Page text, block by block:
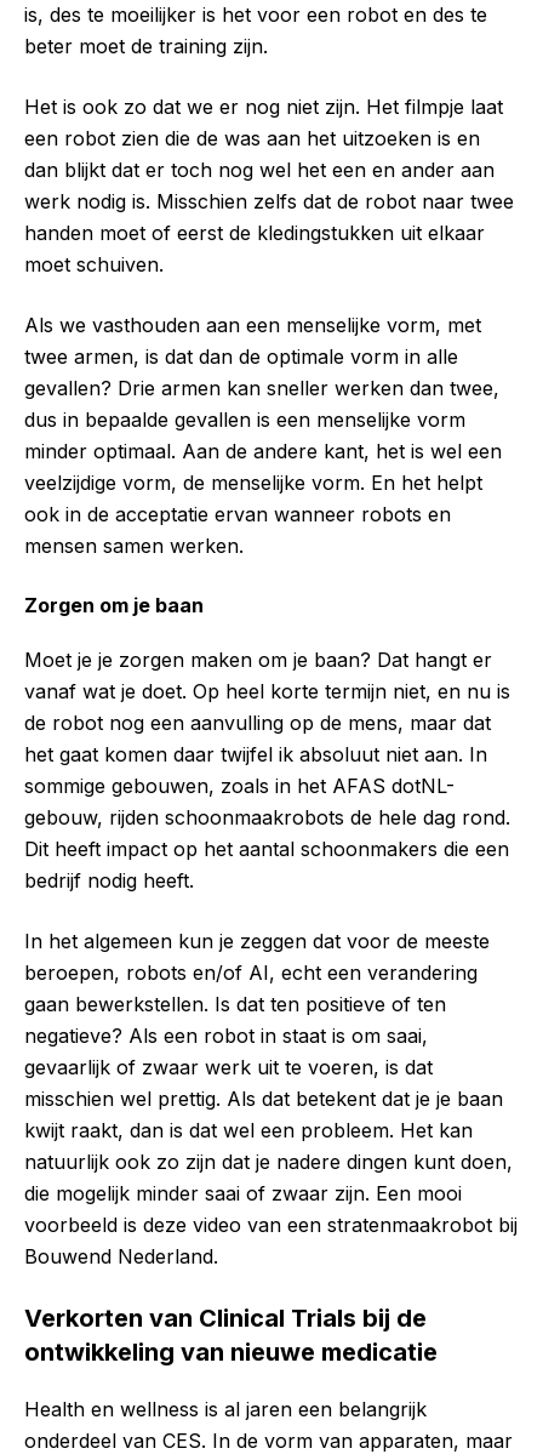
is, des te moeilijker is het voor een robot en des te
beter moet de training zijn.
Het is ook zo dat we er nog niet zijn. Het filmpje laat
een robot zien die de was aan het uitzoeken is en
dan blijkt dat er toch nog wel het een en ander aan
werk nodig is. Misschien zelfs dat de robot naar twee
handen moet of eerst de kledingstukken uit elkaar
moet schuiven.
Als we vasthouden aan een menselijke vorm, met
twee armen, is dat dan de optimale vorm in alle
gevallen? Drie armen kan sneller werken dan twee,
dus in bepaalde gevallen is een menselijke vorm
minder optimaal. Aan de andere kant, het is wel een
veelzijdige vorm, de menselijke vorm. En het helpt
ook in de acceptatie ervan wanneer robots en
mensen samen werken.
Zorgen om je baan
Moet je je zorgen maken om je baan? Dat hangt er
vanaf wat je doet. Op heel korte termijn niet, en nu is
de robot nog een aanvulling op de mens, maar dat
het gaat komen daar twijfel ik absoluut niet aan. In
sommige gebouwen, zoals in het AFAS dotNL-
gebouw, rijden schoonmaakrobots de hele dag rond.
Dit heeft impact op het aantal schoonmakers die een
bedrijf nodig heeft.
In het algemeen kun je zeggen dat voor de meeste
beroepen, robots en/of AI, echt een verandering
gaan bewerkstellen. Is dat ten positieve of ten
negatieve? Als een robot in staat is om saai,
gevaarlijk of zwaar werk uit te voeren, is dat
misschien wel prettig. Als dat betekent dat je je baan
kwijt raakt, dan is dat wel een probleem. Het kan
natuurlijk ook zo zijn dat je nadere dingen kunt doen,
die mogelijk minder saai of zwaar zijn. Een mooi
voorbeeld is deze video van een stratenmaakrobot bij
Bouwend Nederland.
Verkorten van Clinical Trials bij de
ontwikkeling van nieuwe medicatie
Health en wellness is al jaren een belangrijk
onderdeel van CES. In de vorm van apparaten, maar